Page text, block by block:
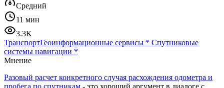
Средний
11 мин
3.3K
ТранспортГеоинформационные сервисы * Спутниковые
системы навигации *
Мнение
Разовый расчет конкретного случая расхождения одометра и
пробега по спутникам - это хороший аргумент в диалоге с